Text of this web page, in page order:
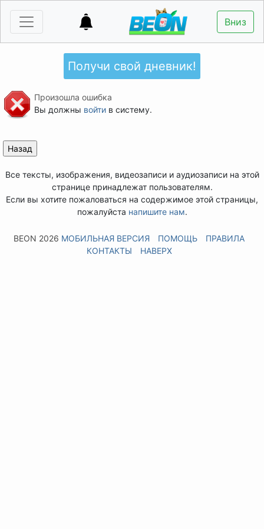
Вниз
Получи свой дневник!
Произошла ошибка
Вы должны войтив систему.
Все тексты, изображения, видеозаписи и аудиозаписи на этой
странице принадлежат пользователям.
Если вы хотите пожаловаться на содержимое этой страницы,
пожалуйста напишите нам.
BEON 2026 МОБИЛЬНАЯ ВЕРСИЯ ПОМОЩЬ
ПРАВИЛА
КОНТАКТЫ
НАВЕРХ